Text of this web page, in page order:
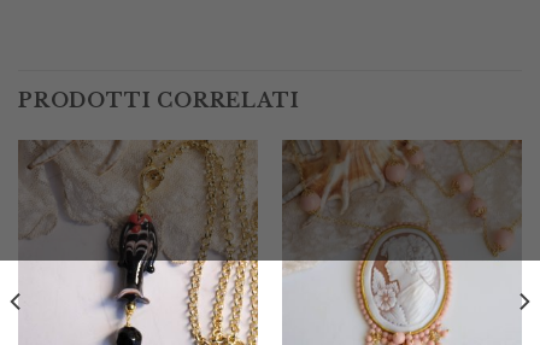
PRODOTTI CORRELATI